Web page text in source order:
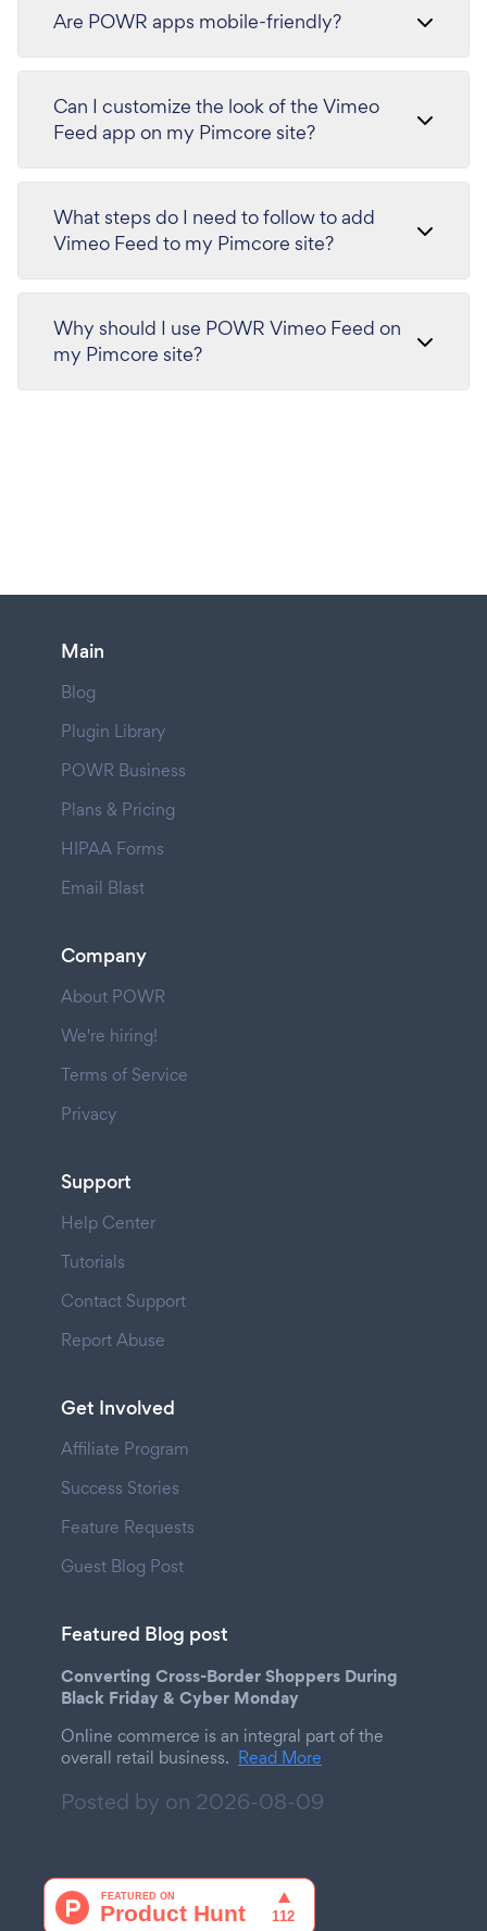
Are POWR apps mobile-friendly?
Can I customize the look of the Vimeo
Feed app on my Pimcore site?
What steps do I need to follow to add
Vimeo Feed to my Pimcore site?
Why should I use POWR Vimeo Feed on
my Pimcore site?
Main
Blog
Plugin Library
POWR Business
Plans & Pricing
HIPAA Forms
Email Blast
Company
About POWR
We're hiring!
Terms of Service
Privacy
Support
Help Center
Tutorials
Contact Support
Report Abuse
Get Involved
Affiliate Program
Success Stories
Feature Requests
Guest Blog Post
Featured Blog post
Converting Cross-Border Shoppers During
Black Friday & Cyber Monday
Online commerce is an integral part of the
overall retail business. Read More
Posted by on 2026-08-09